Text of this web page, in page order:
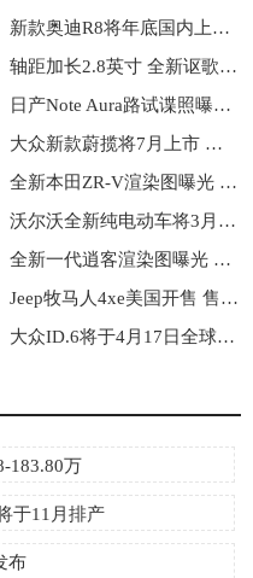
新款奥迪R8将年底国内上市 搭载5.2L V10发动机
轴距加长2.8英寸 全新讴歌MDX首发亮相
日产Note Aura路试谍照曝光 将夏季初发布
大众新款蔚揽将7月上市 配2.0T低功率发动机
全新本田ZR-V渲染图曝光 预计将2021年5月首发
沃尔沃全新纯电动车将3月2日亮相 或为XC40纯电轿跑版
全新一代逍客渲染图曝光 搭载全新e-Power混动技术
Jeep牧马人4xe美国开售 售价约合31.4-33.8万
大众ID.6将于4月17日全球首秀 上海车展亮相
183.80万
于11月排产
布